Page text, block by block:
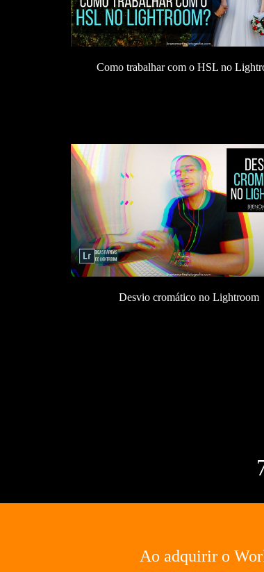
Como trabalhar com o HSL no
Desvio cromático no Lightroom
Ao adquirir o